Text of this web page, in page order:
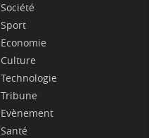
Société
Sport
Economie
Culture
Technologie
Tribune
Evènement
Santé